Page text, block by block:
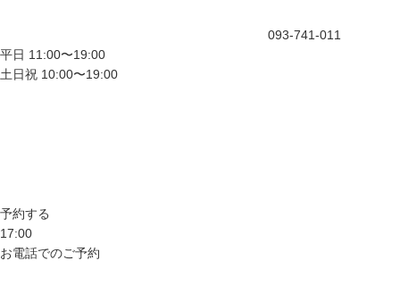
093-741-011
平日 11:00〜19:00
土日祝 10:00〜19:00
予約する
17:00
お電話でのご予約